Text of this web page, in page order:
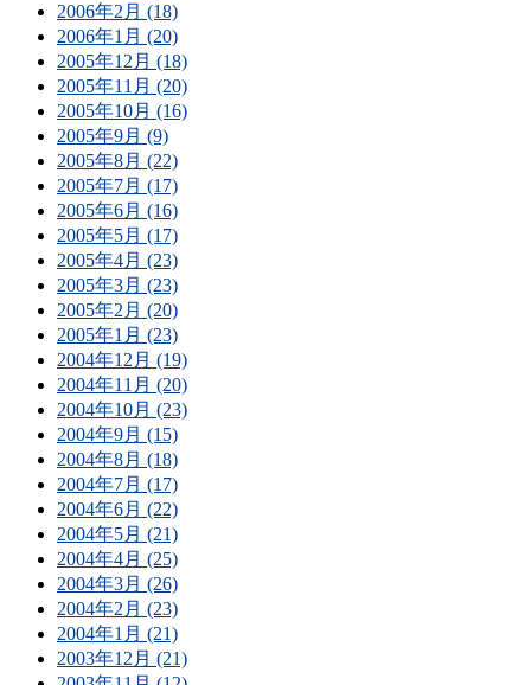
2006年2月 (18)
2006年1月 (20)
2005年12月 (18)
2005年11月 (20)
2005年10月 (16)
2005年9月 (9)
2005年8月 (22)
2005年7月 (17)
2005年6月 (16)
2005年5月 (17)
2005年4月 (23)
2005年3月 (23)
2005年2月 (20)
2005年1月 (23)
2004年12月 (19)
2004年11月 (20)
2004年10月 (23)
2004年9月 (15)
2004年8月 (18)
2004年7月 (17)
2004年6月 (22)
2004年5月 (21)
2004年4月 (25)
2004年3月 (26)
2004年2月 (23)
2004年1月 (21)
2003年12月 (21)